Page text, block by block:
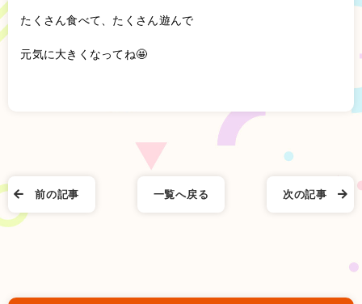
たくさん食べて、たくさん遊んで
元気に大きくなってね🤩
次の記事
一覧へ戻る
前の記事